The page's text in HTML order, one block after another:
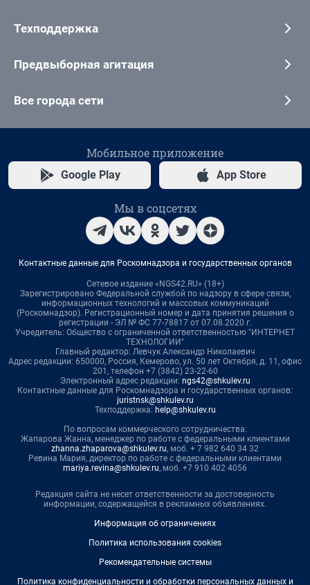
Техподдержка
Предвыборная агитация
Все города сети
Мобильное приложение
Google Play App Store
Мы в соцсетях
Контактные данные для Роскомнадзора и государственных органов
Сетевое издание «NGS42.RU» (18+)
Зарегистрировано Федеральной службой по надзору в сфере связи,
информационных технологий и массовых коммуникаций
(Роскомнадзор). Регистрационный номер и дата принятия решения о
регистрации - ЭЛ № ФС 77-78817 от 07.08.2020 г.
Учредитель: Общество с ограниченной ответственностью "ИНТЕРНЕТ
ТЕХНОЛОГИИ"
Главный редактор: Левчук Александр Николаевич
Адрес редакции: 650000, Россия, Кемерово, ул. 50 лет Октября, д. 11, офис
201, телефон +7 (3842) 23-22-60
Электронный адрес редакции: ngs42@shkulev.ru
Контактные данные для Роскомнадзора и государственных органов:
juristnsk@shkulev.ru
Техподдержка: help@shkulev.ru
По вопросам коммерческого сотрудничества:
Жапарова Жанна, менеджер по работе с федеральными клиентами
zhanna.zhaparova@shkulev.ru, моб. + 7 982 640 34 32
Ревина Мария, директор по работе с федеральными клиентами
mariya.revina@shkulev.ru, моб. +7 910 402 4056
Редакция сайта не несет ответственности за достоверность
информации, содержащейся в рекламных объявлениях.
Информация об ограничениях
Политика использования cookies
Рекомендательные системы
Политика конфиденциальности и обработки персональных данных и